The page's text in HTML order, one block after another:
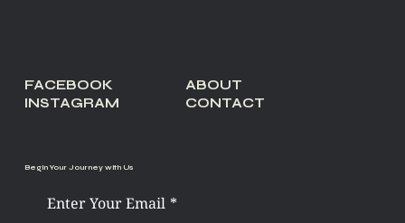
FACEBOOK
INSTAGRAM
ABOUT
CONTACT
Begin Your Journey with Us
Enter Your Email *